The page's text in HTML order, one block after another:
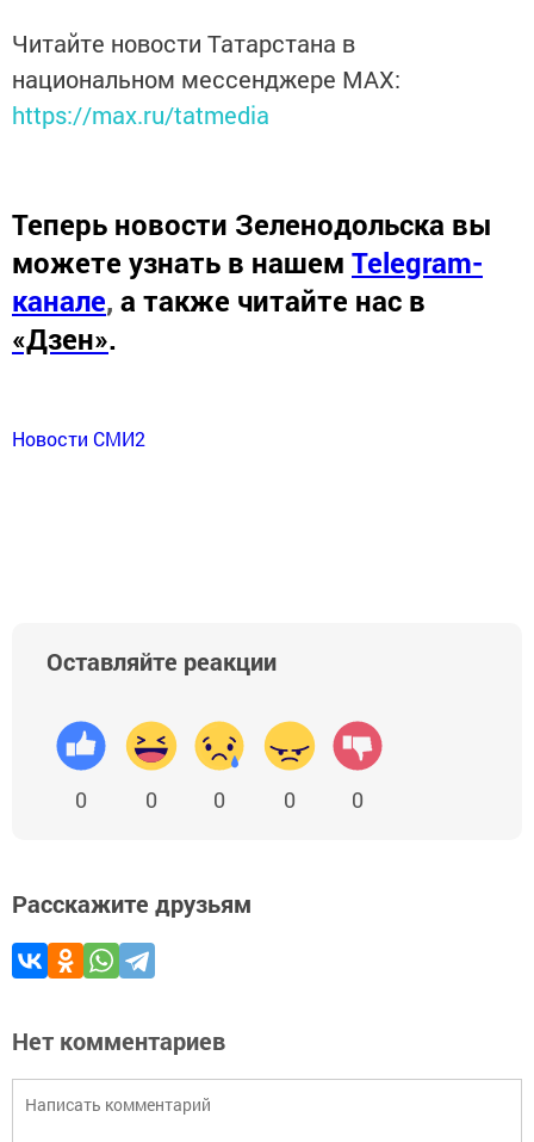
Читайте новости Татарстана в
национальном мессенджере MАХ:
https://max.ru/tatmedia
Теперь новости Зеленодольска вы
можете узнать в нашем Telegram-
канале, а также читайте нас в
«Дзен».
Новости СМИ2
Оставляйте реакции
0 0 0 0 0
Расскажите друзьям
Нет комментариев